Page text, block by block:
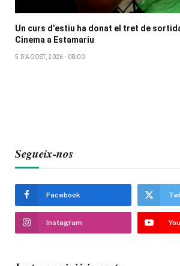
Un curs d’estiu ha donat el tret de
Cinema a Estamariu
5 D'AGOST, 2026 - 08:00
Segueix-nos
Facebook
Instagram